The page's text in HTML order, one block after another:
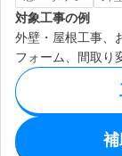
対象工事の例
外壁・屋根工事、
フォーム、間取り